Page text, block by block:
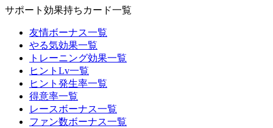
サポート効果持ちカード一覧
友情ボーナス一覧
やる気効果一覧
トレーニング効果一覧
ヒントLv一覧
ヒント発生率一覧
得意率一覧
レースボーナス一覧
ファン数ボーナス一覧